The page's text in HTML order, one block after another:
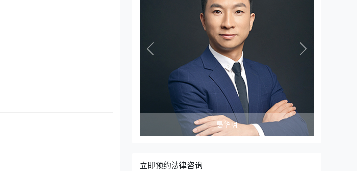
晏华明
Previous Next
立即预约法律咨询